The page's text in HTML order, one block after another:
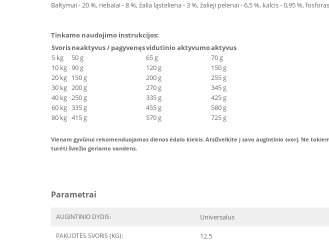
Baltymai - 20 %, riebalai - 8 %, žalia ląsteliena - 3 %, žalieji pelenai - 6,5 %, kalcis - 0,95 %,
Tinkamo naudojimo instrukcijos:
Svorisneaktyvus / pagyvenęsvidutinio aktyvumoaktyvus
5 kg
50 g 65 g
70 g
10 kg 90 g 120 g
150 g
20 kg 150 g 200 g
255 g
30 kg 200 g 270 g
345 g
40 kg 250 g 335 g
425 g
60 kg 335 g 455 g
580 g
80 kg 415 g 570 g 725 g
Vienam gyvūnui rekomenduojamas dienos ėdalo kiekis. Atsižvelkite į savo augintinio svorį. Ne
turėti šviežio geriamo vandens.
Parametrai
AUGINTINIO DYDIS: Universalus
PAKUOTĖS SVORIS (KG): 12.5